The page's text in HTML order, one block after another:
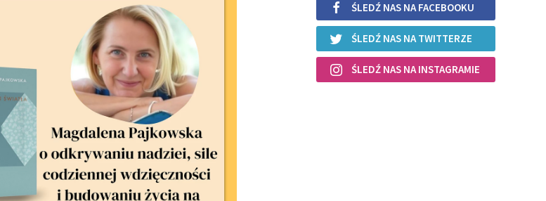
ŚLEDŹ NAS NA FACEBOOKU
ŚLEDŹ NAS NA TWITTERZE
ŚLEDŹ NAS NA INSTAGRAMIE